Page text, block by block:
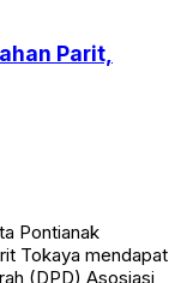
Parit,
Pontianak
Tokaya mendapat
(DPD) Asosiasi